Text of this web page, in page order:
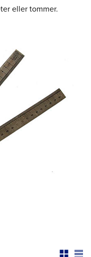
eller tommer.